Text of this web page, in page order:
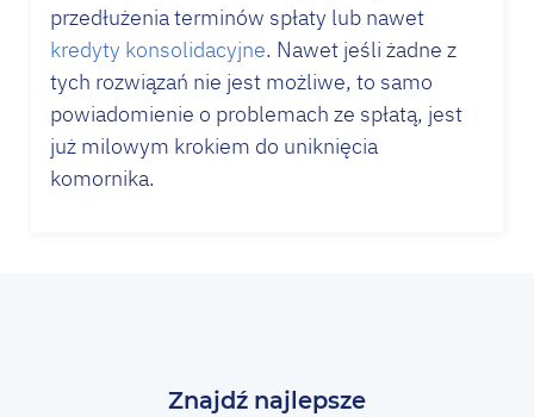
przedłużenia terminów spłaty lub nawet
kredyty konsolidacyjne. Nawet jeśli żadne z
tych rozwiązań nie jest możliwe, to samo
powiadomienie o problemach ze spłatą, jest
już milowym krokiem do uniknięcia
komornika.
Znajdź najlepsze